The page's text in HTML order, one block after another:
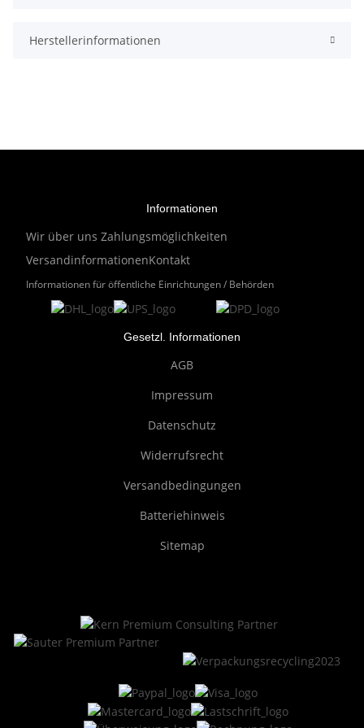
Herstellerinformationen
Informationen
Wir über uns Zahlungsmöglichkeiten
VersandinformationenKontakt
Informationen für öffentliche Einrichtungen / Behörden
Gesetzl. Informationen
AGB
Impressum
Datenschutz
Widerrufsrecht
Versandbedingungen
Batteriehinweis
Sitemap